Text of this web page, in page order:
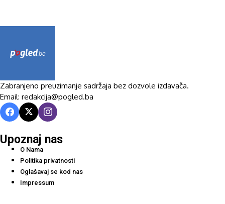
Zabranjeno preuzimanje sadržaja bez dozvole izdavača.
Email: redakcija@pogled.ba
Upoznaj nas
O Nama
Politika privatnosti
Oglašavaj se kod nas
Impressum